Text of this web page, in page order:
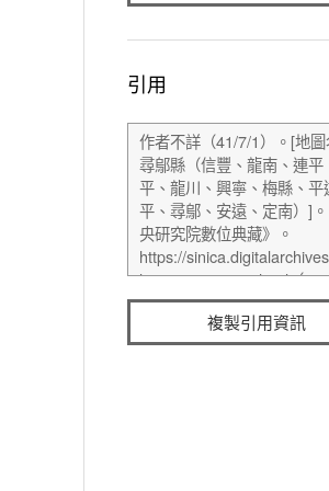
引用
複製引用資訊